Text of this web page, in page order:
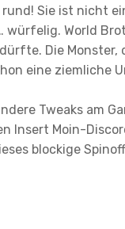
Sie ist nicht
würfelig. World
Die Monster,
eine ziemliche
Tweaks am
Insert Moin-
blockige